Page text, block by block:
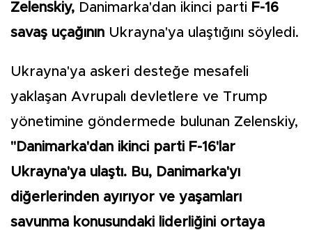
Zelenskiy, Danimarka'dan ikinci parti F-16
savaş uçağının Ukrayna'ya ulaştığını söyledi.
Ukrayna'ya askeri desteğe mesafeli
yaklaşan Avrupalı devletlere ve Trump
yönetimine göndermede bulunan Zelenskiy,
"Danimarka'dan ikinci parti F-16'lar
Ukrayna'ya ulaştı. Bu, Danimarka'yı
diğerlerinden ayırıyor ve yaşamları
savunma konusundaki liderliğini ortaya